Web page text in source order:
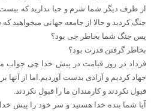
از طرف دیگر شما شرم و حیا ندارید که
جنگ کردید و حالا از جامعه جهانی میخواهید
پس جنگ شما بخاطر چی بود؟
بخاطر گرفتن قدرت بود؟
فرداد در روز قیامت در پیش خدا چی جواب
جهاد کردیم و آزادی بدست آوردیم.اما از آنها
قبول نکردند و کارمندان ما را قبول نکردند.
آیا شما بنده خدا هستید و سر خود را پیش